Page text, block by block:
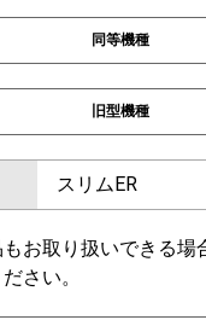
同等機種
SZRH63CNV
SZRHU63CV
GCSA06314JXU
PCZ-
旧型機種
SZRH63BYV
SZRHU63BYV
SZRH63BJNV
SZRU63BJV
SZRHU63BJV
スリムER
お取り扱いできる場
さい。